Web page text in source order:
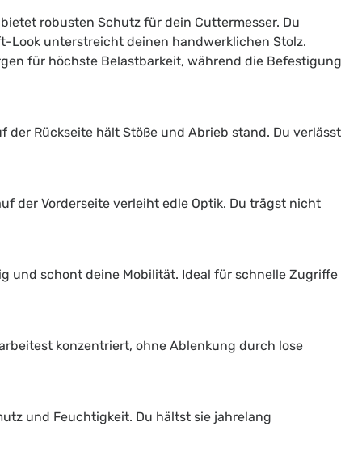
robusten Schutz für dein Cuttermesser. Du
Look unterstreicht deinen handwerklichen Stolz.
für höchste Belastbarkeit, während die Befestigung
Rückseite hält Stöße und Abrieb stand. Du verlässt
der Vorderseite verleiht edle Optik. Du trägst nicht
und schont deine Mobilität. Ideal für schnelle Zugriffe
konzentriert, ohne Ablenkung durch lose
und Feuchtigkeit. Du hältst sie jahrelang